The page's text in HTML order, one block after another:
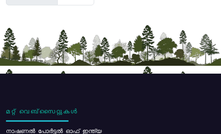
മറ്റ് വെബ്സൈറ്റുകൾ
നാഷണൽ പോർട്ടൽ ഓഫ് ഇന്ത്യ